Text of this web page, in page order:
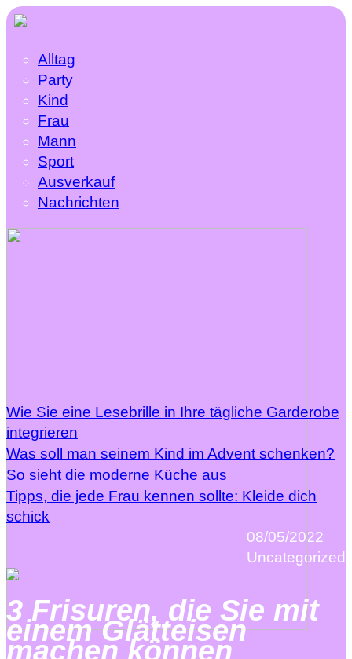
Alltag
Party
Kind
Frau
Mann
Sport
Ausverkauf
Nachrichten
Wie Sie eine Lesebrille in Ihre tägliche Garderobe
integrieren
Was soll man seinem Kind im Advent schenken?
So sieht die moderne Küche aus
Tipps, die jede Frau kennen sollte: Kleide dich
schick
08/05/2022
Uncategorized
3 Frisuren, die Sie mit
einem Glätteisen
machen können